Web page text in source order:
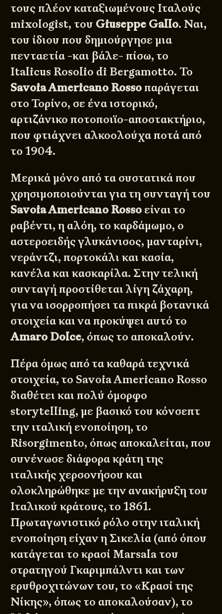
τους πλέον καταξιωμένους Ιταλούς
mixologist, του Giuseppe Gallo. Ναι,
του ίδιου που δημιούργησε μια
πενταετία -και βάλε- πίσω, το
Italicus Rosolio di Bergamotto. Το
Savoia Americano Rosso παράγεται
στο Τορίνο, σε ένα ιστορικό,
αρτιζάνικο ποτοποιϊο-αποστακτήριο,
που φτιάχνει αλκοολούχα ποτά από
το 1904.
Μερικά μόνο από τα συστατικά που
χρησιμοποιούνται για τη συνταγή του
Savoia Americano Rosso είναι το
ραβέντι, η αλόη, το καρδάμωμο, ο
αστεροειδής γλυκάνισος, μανταρίνι,
νεράντζι, πορτοκάλι και κασία,
κανέλα και κασκαρίλα. Στην τελική
συνταγή προστίθεται λίγη ζάχαρη,
για να ισορροπήσει τα πικρά βοτανικά
στοιχεία και να προκύψει αυτό το
Amaro Dolce, όπως το αποκαλούν.
Πέρα όμως από τα καθαρά τεχνικά
στοιχεία, το Savoia Americano Rosso
διαθέτει και πολύ όμορφο
storytelling, με βασικό του κόνσεπτ
την ιταλική ενοποίηση, το
Risorgimento, όπως αποκαλείται, που
συνένωσε διάφορα κράτη της
ιταλικής χερσονήσου και
ολοκληρώθηκε με την ανακήρυξη του
Ιταλικού κράτους, το 1861.
Πρωταγωνιστικό ρόλο στην ιταλική
ενοποίηση είχαν η Σικελία (από όπου
κατάγεται το κρασί Marsala του
στρατηγού Γκαριμπάλντι και των
ερυθροχιτώνων του, το «Κρασί της
Νίκης», όπως το αποκαλούσαν), το